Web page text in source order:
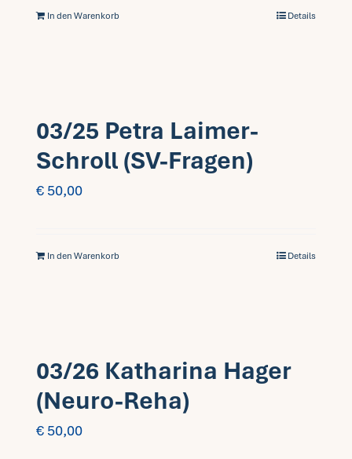
In den Warenkorb Details
03/25 Petra Laimer-
Schroll (SV-Fragen)
€ 50,00
In den Warenkorb Details
03/26 Katharina Hager
(Neuro-Reha)
€ 50,00